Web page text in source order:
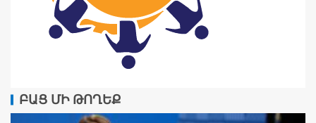
ԲԱՑ ՄԻ ԹՈՂԵՔ